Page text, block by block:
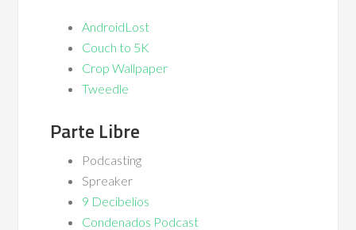
AndroidLost
Couch to 5K
Crop Wallpaper
Tweedle
Parte Libre
Podcasting
Spreaker
9 Decibelios
Condenados Podcast